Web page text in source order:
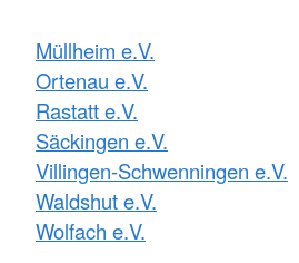
Müllheim e.V.
Ortenau e.V.
Rastatt e.V.
Säckingen e.V.
Villingen-Schwenningen e.V.
Waldshut e.V.
Wolfach e.V.